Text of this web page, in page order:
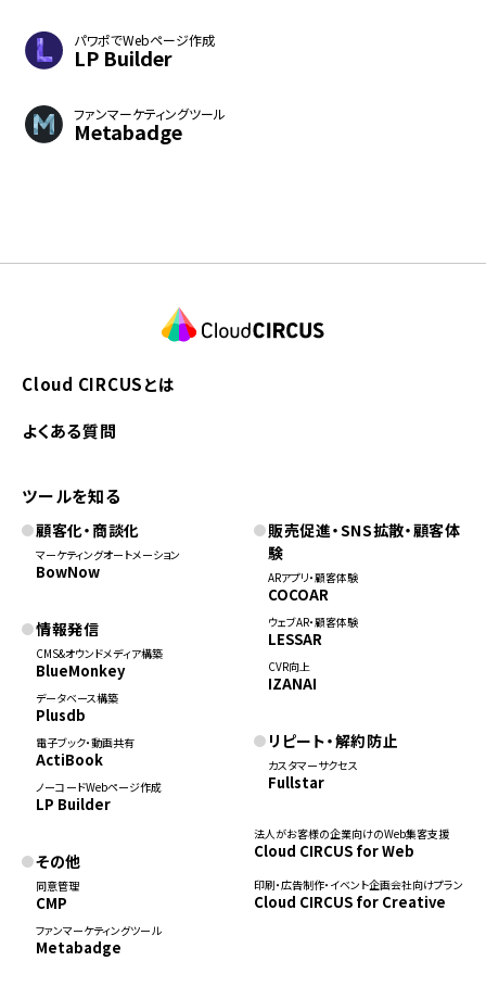
パワポでWebページ作成
LP Builder
ファンマーケティングツール
Metabadge
Cloud CIRCUSとは
よくある質問
ツールを知る
顧客化・商談化
マーケティングオートメーション
BowNow
情報発信
CMS&オウンドメディア構築
BlueMonkey
データベース構築
Plusdb
電子ブック・動画共有
ActiBook
ノーコードWebページ作成
LP Builder
その他
同意管理
CMP
ファンマーケティングツール
Metabadge
販売促進・SNS拡散・顧客体
験
ARアプリ・顧客体験
COCOAR
ウェブAR・顧客体験
LESSAR
CVR向上
IZANAI
リピート・解約防止
カスタマーサクセス
Fullstar
法人がお客様の企業向けのWeb集客支援
Cloud CIRCUS for Web
印刷・広告制作・イベント企画会社向けプラン
Cloud CIRCUS for Creative